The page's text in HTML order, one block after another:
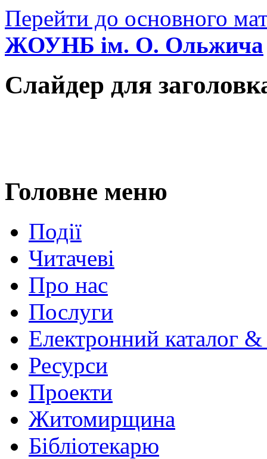
Перейти до основного
ЖОУНБ ім. О. Ольжича
Слайдер для
Головне меню
Події
Читачеві
Про нас
Послуги
Електронний каталог
Ресурси
Проекти
Житомирщина
Бібліотекарю